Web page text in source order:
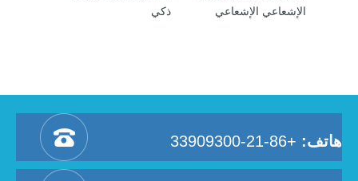
ذكي
الإشعاعي الإشعاعي
هاتف: +86-21-33909300